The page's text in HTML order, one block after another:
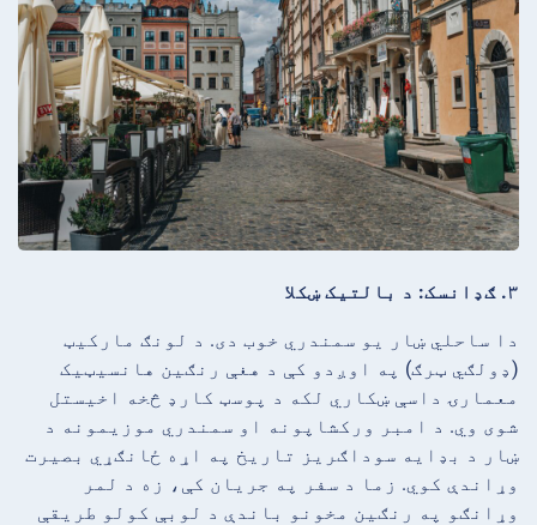
۳. ګډانسک: د بالتیک ښکلا
دا ساحلي ښار یو سمندري خوب دی. د لونګ مارکیټ
(ډولګي ټرګ) په اوږدو کې د هغې رنګین هانسیټیک
معمارۍ داسې ښکاري لکه د پوسټ کارډ څخه اخیستل
شوی وي. د امبر ورکشاپونه او سمندري موزیمونه د
ښار د بډایه سوداګریز تاریخ په اړه ځانګړي بصیرت
وړاندې کوي. زما د سفر په جریان کې، زه د لمر
وړانګو په رنګین مخونو باندې د لوبې کولو طریقې